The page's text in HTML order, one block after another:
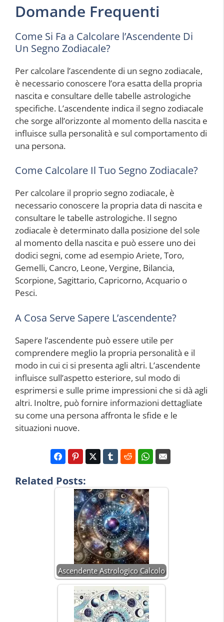
Domande Frequenti
Come Si Fa a Calcolare l’Ascendente Di
Un Segno Zodiacale?
Per calcolare l’ascendente di un segno zodiacale,
è necessario conoscere l’ora esatta della propria
nascita e consultare delle tabelle astrologiche
specifiche. L’ascendente indica il segno zodiacale
che sorge all’orizzonte al momento della nascita e
influisce sulla personalità e sul comportamento di
una persona.
Come Calcolare Il Tuo Segno Zodiacale?
Per calcolare il proprio segno zodiacale, è
necessario conoscere la propria data di nascita e
consultare le tabelle astrologiche. Il segno
zodiacale è determinato dalla posizione del sole
al momento della nascita e può essere uno dei
dodici segni, come ad esempio Ariete, Toro,
Gemelli, Cancro, Leone, Vergine, Bilancia,
Scorpione, Sagittario, Capricorno, Acquario o
Pesci.
A Cosa Serve Sapere L’ascendente?
Sapere l’ascendente può essere utile per
comprendere meglio la propria personalità e il
modo in cui ci si presenta agli altri. L’ascendente
influisce sull’aspetto esteriore, sul modo di
esprimersi e sulle prime impressioni che si dà agli
altri. Inoltre, può fornire informazioni dettagliate
su come una persona affronta le sfide e le
situazioni nuove.
Related Posts:
Ascendente Astrologico Calcolo